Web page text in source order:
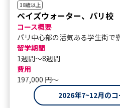
18歳以上
ベイズウォーター、パリ校
コース概要
パリ中心部の活気ある学生街で
留学期間
1週間～8週間
費用
197,000 円〜
2026年7~12月の